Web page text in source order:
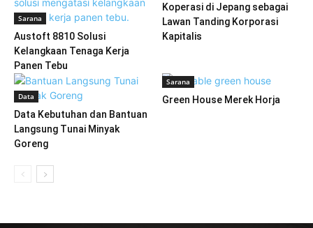
Sarana
Austoft 8810 Solusi
Kelangkaan Tenaga Kerja
Panen Tebu
Koperasi di Jepang sebagai
Lawan Tanding Korporasi
Kapitalis
Data
Data Kebutuhan dan Bantuan
Langsung Tunai Minyak
Goreng
Sarana
Green House Merek Horja